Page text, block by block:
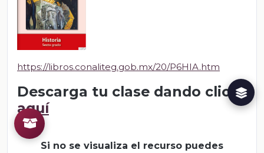
https://libros.conaliteg.gob.mx/20/P6HIA.htm
Descarga tu clase dando clic
aquí
Si no se visualiza el recurso puedes